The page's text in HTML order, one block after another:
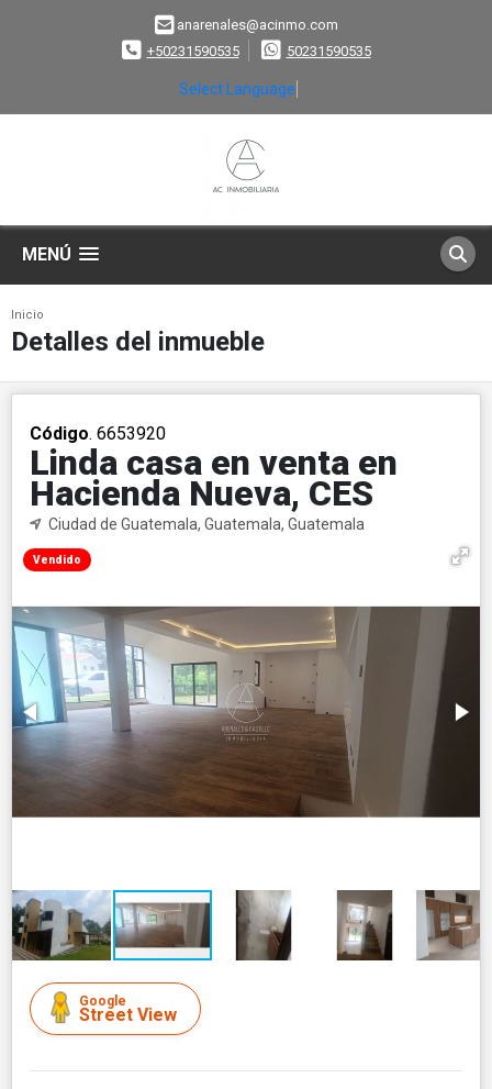
anarenales@acinmo.com
+50231590535
50231590535
Select Language
MENÚ
Inicio
Detalles del inmueble
Código. 6653920
Linda casa en venta en
Hacienda Nueva, CES
Ciudad de Guatemala, Guatemala, Guatemala
Vendido
Google
Street View